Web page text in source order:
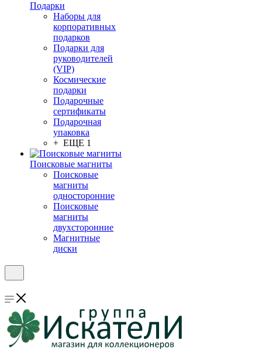
Подарки
Наборы для
корпоративных
подарков
Подарки для
руководителей
(VIP)
Космические
подарки
Подарочные
сертификаты
Подарочная
упаковка
+ ЕЩЕ 1
Поисковые магниты
Поисковые
магниты
односторонние
Поисковые
магниты
двухсторонние
Магнитные
диски